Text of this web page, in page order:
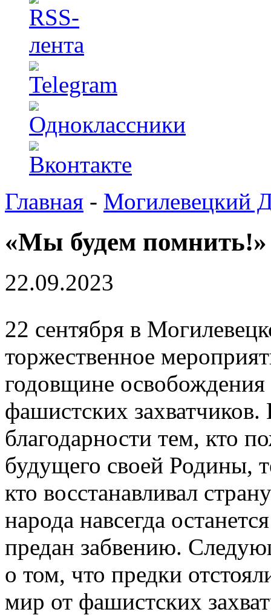
Главная - Могилевецкий
«Мы будем помнить!»
22.09.2023
22 сентября в
торжественное
годовщине
фашистских
благодарности тем, кто
будущего своей Родины,
кто восстанавливал
народа навсегда
предан забвению.
о том, что предки
мир от фашистских